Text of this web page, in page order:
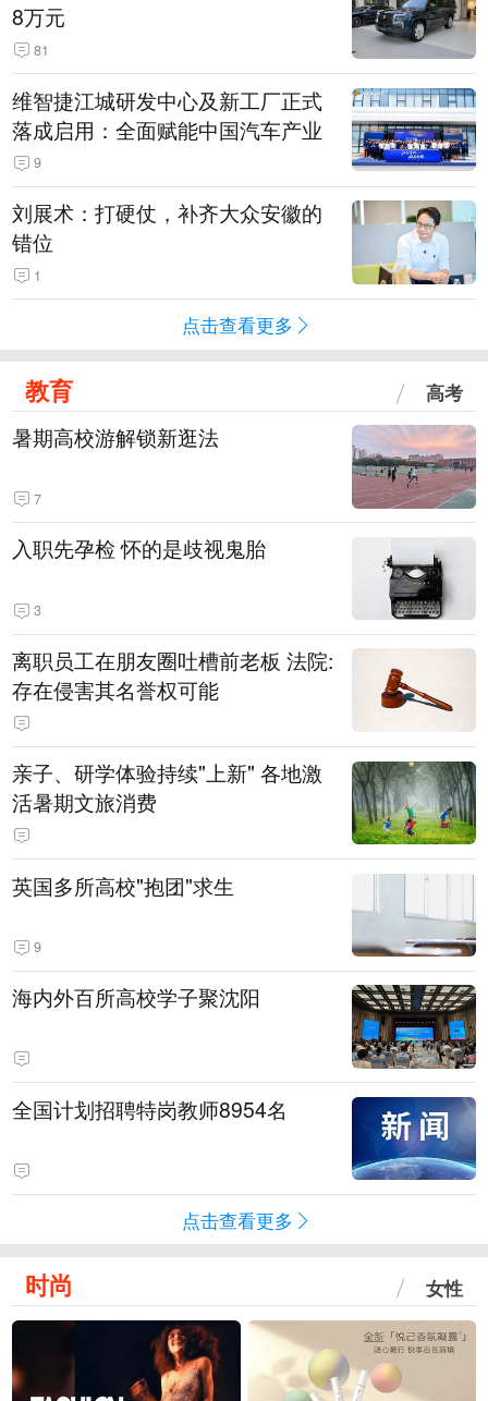
8万元
81
维智捷江城研发中心及新工厂正式
落成启用：全面赋能中国汽车产业
9
刘展术：打硬仗，补齐大众安徽的
错位
1
点击查看更多
教育 高考
暑期高校游解锁新逛法
7
入职先孕检 怀的是歧视鬼胎
3
离职员工在朋友圈吐槽前老板 法院:
存在侵害其名誉权可能
亲子、研学体验持续"上新" 各地激
活暑期文旅消费
英国多所高校"抱团"求生
9
海内外百所高校学子聚沈阳
全国计划招聘特岗教师8954名
点击查看更多
时尚 女性